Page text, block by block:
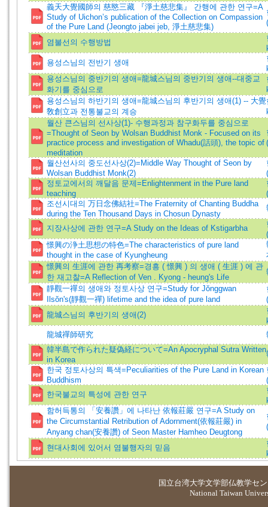
義天大覺國師의 慈愍三藏 『淨土慈悲集』 간행에 관한 연구=A
Study of Uichon’s publication of the Collection on Compassion
of the Pure Land (Jeongto jabei jeb, 淨土慈悲集)
염불선의 수행방법
용성스님의 전반기 생애
용성스님의 중반기의 생애=龍城스님의 중반기의 생애--대중교
화기를 중심으로
용성스님의 하반기의 생애=龍城스님의 후반기의 생애(1) -- 大覺
敎創立과 전통불교의 계승
월산 큰스님의 선사상(1)- 수행과정과 참구화두를 중심으로
=Thought of Seon by Wolsan Buddhist Monk - Focused on its
practice process and investigation of Whadu(話頭), the topic of
meditation
월산선사의 중도선사상(2)=Middle Way Thought of Seon by
Wolsan Buddhist Monk(2)
정토교에서의 깨달음 문제=Enlightenment in the Pure land
teaching
조선시대의 万日念佛結社=The Fraternity of Chanting Buddha
during the Ten Thousand Days in Chosun Dynasty
지장사상에 관한 연구=A Study on the Ideas of Kstigarbha
憬興の浄土思想の特色=The characteristics of pure land
thought in the case of Kyungheung
憬興의 生涯에 관한 再考察=경흥 ( 憬興 ) 의 생애 ( 生涯 ) 에 관
한 재고찰=A Reflection of Ven . Kyong - heung's Life
靜觀一禪의 생애와 정토사상 연구=Study for Jŏnggwan
Ilsŏn's(靜觀一禪) lifetime and the idea of pure land
龍城스님의 후반기의 생애(2)
龍城禪師研究
韓半島で作られた疑偽経について=An Apocryphal Sutra Written
in Korea
한국 정토사상의 특색=Peculiarities of the Pure Land in Korean
Buddhism
한국불교의 특성에 관한 연구
함허득통의 「安養讚」에 나타난 依報莊嚴 연구=A Study on
the Circumstantial Retribution of Adornment(依報莊嚴) in
Anyang chan(安養讚) of Seon Master Hamheo Deugtong
현대사회에 있어서 염불행자의 믿음
国立台湾大学文学部仏教学セ
National Taiwan